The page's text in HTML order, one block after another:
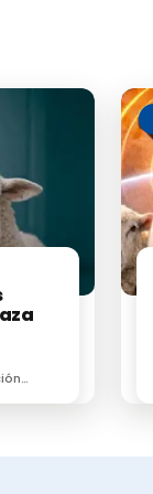
ácidos y
sufren las